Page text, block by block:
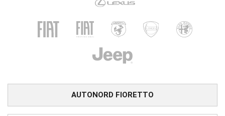
AUTONORD FIORETTO